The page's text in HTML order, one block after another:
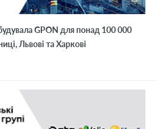
GPON для понад 100 000
Львові та Харкові